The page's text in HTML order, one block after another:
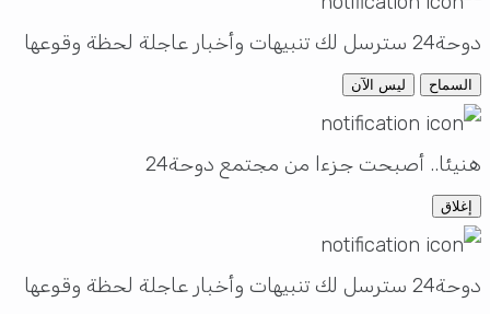
دوحة24 سترسل لك تنبيهات وأخبار عاجلة لحظة وقوعها
السماح ليس الآن
هنيئا.. أصبحت جزءا من مجتمع دوحة24
إغلاق
دوحة24 سترسل لك تنبيهات وأخبار عاجلة لحظة وقوعها